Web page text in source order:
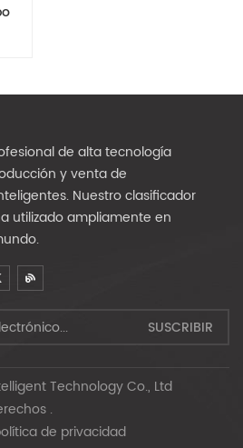
de alta tecnología
y venta de
Nuestro clasificador
utilizado ampliamente en
Technology Co., Ltd
.
de privacidad